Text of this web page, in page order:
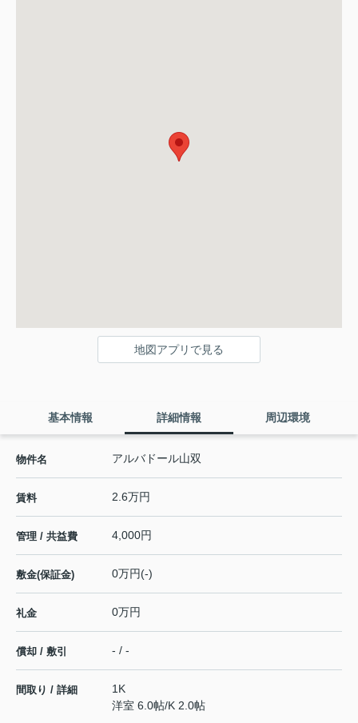
地図アプリで見る
基本情報 詳細情報 周辺環境
物件名 アルバドール山双
賃料 2.6万円
管理 / 共益費 4,000円
敷金(保証金) 0万円(-)
礼金 0万円
償却 / 敷引 - / -
間取り / 詳細
1K
洋室 6.0帖/K 2.0帖